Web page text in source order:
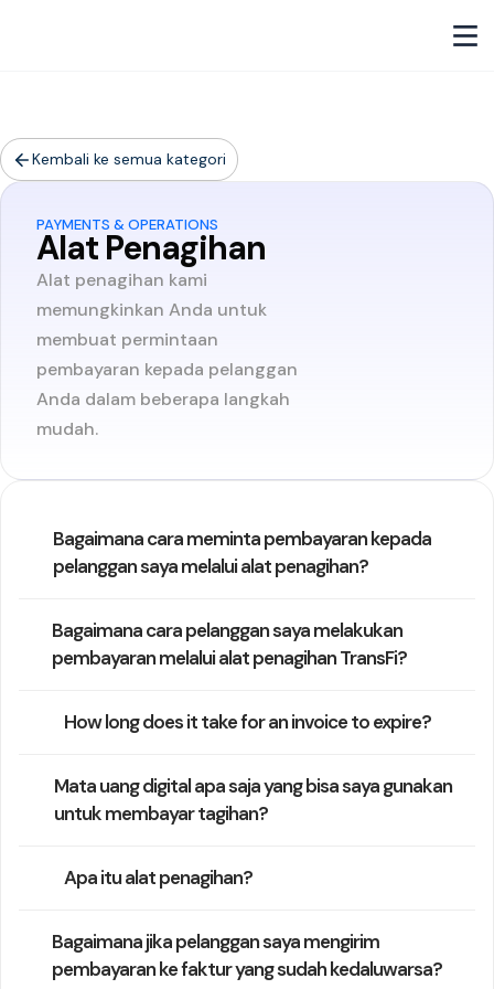
Kembali ke semua kategori
PAYMENTS & OPERATIONS
Alat Penagihan
Alat penagihan kami
memungkinkan Anda untuk
membuat permintaan
pembayaran kepada pelanggan
Anda dalam beberapa langkah
mudah.
Bagaimana cara meminta pembayaran kepada
pelanggan saya melalui alat penagihan?
Bagaimana cara pelanggan saya melakukan
pembayaran melalui alat penagihan TransFi?
How long does it take for an invoice to expire?
Mata uang digital apa saja yang bisa saya gunakan
untuk membayar tagihan?
Apa itu alat penagihan?
Bagaimana jika pelanggan saya mengirim
pembayaran ke faktur yang sudah kedaluwarsa?